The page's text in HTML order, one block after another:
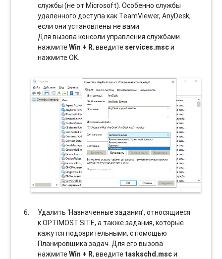
службы (не от Microsoft). Особенно службы
удаленного доступа как TeamViewer, AnyDesk,
если они установлены не вами.
Для вызова консоли управления службами
нажмитеWin + R, введите services.mscи
нажмите OK.
Удалить ‘Назначенные задания’, относящиеся
к OPTIMOST.SITE, а также задания, которые
кажутся подозрительными, с помощью
Планировщика задач. Для его вызова
нажмитеWin + R, введите taskschd.mscи